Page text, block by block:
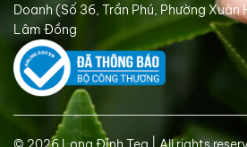
Doanh (Số 36, Trần Phú, Phường
Lâm Đồng